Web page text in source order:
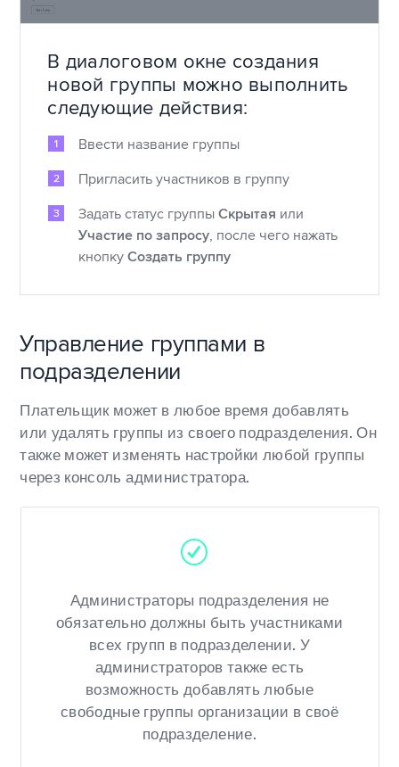
В диалоговом окне создания
новой группы можно выполнить
следующие действия:
Ввести название группы
Пригласить участников в группу
Задать статус группыСкрытая или
Участие по запросу , после чего нажать
кнопкуСоздать группу
Управление группами в
подразделении
Плательщик может в любое время добавлять
или удалять группы из своего подразделения. Он
также может изменять настройки любой группы
через консоль администратора.
Администраторы подразделения не
обязательно должны быть участниками
всех групп в подразделении. У
администраторов также есть
возможность добавлять любые
свободные группы организации в своё
подразделение.